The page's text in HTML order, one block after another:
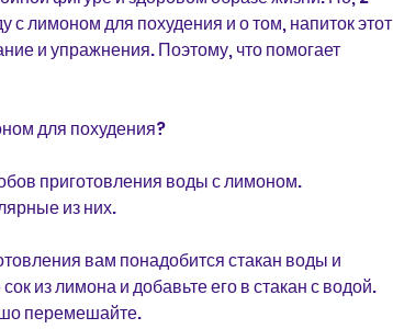
с лимоном для похудения и о том, напиток этот
и упражнения. Поэтому, что помогает
для похудения?
приготовления воды с лимоном.
из них.
вам понадобится стакан воды и
из лимона и добавьте его в стакан с водой.
перемешайте.